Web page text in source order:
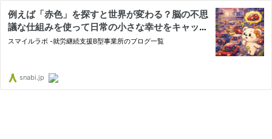
例えば「赤色」を探すと世界が変わる？脳の不思
議な仕組みを使って日常の小さな幸せをキャッチ
するコツスマイルラボ のブログ | LITALICO仕事
スマイルラボ -就労継続支援B型事業所のブログ一覧
snabi.jp